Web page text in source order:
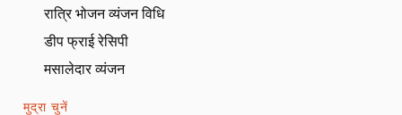
रात्रि भोजन व्यंजन विधि
डीप फ्राई रेसिपी
मसालेदार व्यंजन
मुद्रा चुनें